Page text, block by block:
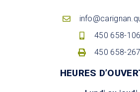
450 658-
450 658-
HEURES